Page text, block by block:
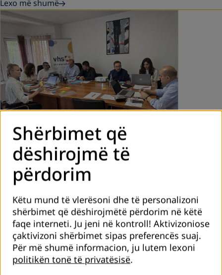
Lexo më shumë
maj 2026
Punëtori – Zbatimi i Curriculum InstitutionALE
(CI) në Kosovë
Më 28 prill 2026, në ambientet e zyrës së DVV International
në Kosovë u mbajt një punëtori kushtuar zhvillimit
organizativ, e bazuar në Curriculum InstitutionALE (CI).
Lexo më shumë
Shërbimet që
dëshirojmë të
përdorim
Këtu mund të vlerësoni dhe të personalizoni
shërbimet që dëshirojmëtë përdorim në këtë
faqe interneti. Ju jeni në kontroll! Aktivizoniose
çaktivizoni shërbimet sipas preferencës suaj.
Për më shumë informacion, ju lutem lexoni
politikën tonë të privatësisë.